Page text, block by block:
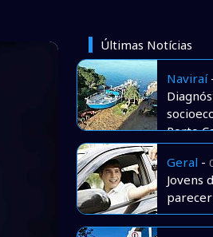
Últimas Notícias
Naviraí
Porto
Geral -
Jovens
parecer